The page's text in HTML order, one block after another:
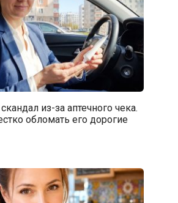
из-за аптечного чека.
обломать его дорогие